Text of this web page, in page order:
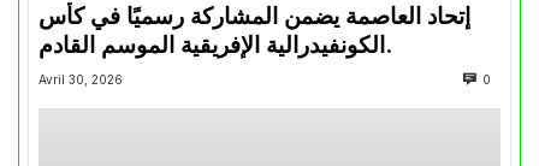
إتحاد العاصمة يضمن المشاركة رسميًا في كأس
الكونفيدرالية الإفريقية الموسم القادم.
Avril 30, 2026 0